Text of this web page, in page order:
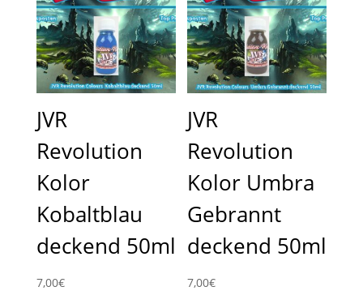
JVR
Revolution
Kolor
Kobaltblau
deckend 50ml
7,00€
JVR
Revolution
Kolor Umbra
Gebrannt
deckend 50ml
7,00€